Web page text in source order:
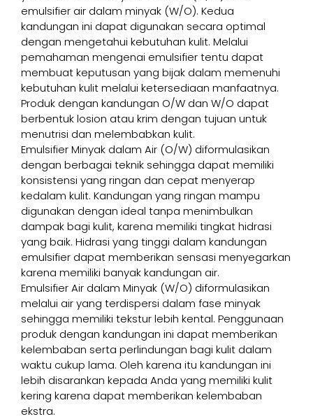
emulsifier air dalam minyak (W/O). Kedua
kandungan ini dapat digunakan secara optimal
dengan mengetahui kebutuhan kulit. Melalui
pemahaman mengenai emulsifier tentu dapat
membuat keputusan yang bijak dalam memenuhi
kebutuhan kulit melalui ketersediaan manfaatnya.
Produk dengan kandungan O/W dan W/O dapat
berbentuk losion atau krim dengan tujuan untuk
menutrisi dan melembabkan kulit.
Emulsifier Minyak dalam Air (O/W) diformulasikan
dengan berbagai teknik sehingga dapat memiliki
konsistensi yang ringan dan cepat menyerap
kedalam kulit. Kandungan yang ringan mampu
digunakan dengan ideal tanpa menimbulkan
dampak bagi kulit, karena memiliki tingkat hidrasi
yang baik. Hidrasi yang tinggi dalam kandungan
emulsifier dapat memberikan sensasi menyegarkan
karena memiliki banyak kandungan air.
Emulsifier Air dalam Minyak (W/O) diformulasikan
melalui air yang terdispersi dalam fase minyak
sehingga memiliki tekstur lebih kental. Penggunaan
produk dengan kandungan ini dapat memberikan
kelembaban serta perlindungan bagi kulit dalam
waktu cukup lama. Oleh karena itu kandungan ini
lebih disarankan kepada Anda yang memiliki kulit
kering karena dapat memberikan kelembaban
ekstra.